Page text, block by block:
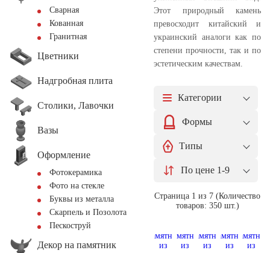
Сварная
Кованная
Гранитная
Цветники
Надгробная плита
Столики, Лавочки
Вазы
Оформление
Фотокерамика
Фото на стекле
Буквы из металла
Скарпель и Позолота
Пескоструй
Декор на памятник
Этот природный камень
превосходит китайский и
украинский аналоги как по
степени прочности, так и по
эстетическим качествам.
Категории
Формы
Типы
По цене 1-9
Страница 1 из 7 (Количество
товаров: 350 шт.)